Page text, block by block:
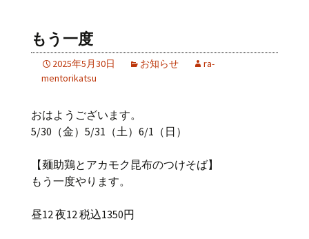
もう一度
2025年5月30日 お知らせ
ra-
mentorikatsu
おはようございます。
5/30（金）5/31（土）6/1（日）
【麺助鶏とアカモク昆布のつけそば】
もう一度やります。
昼12 夜12 税込1350円